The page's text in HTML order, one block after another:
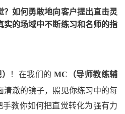
？如何勇敢地向客户提出直击灵
实的场域中不断练习和名师的指
！在我们的MC （导师教练辅
清澈的镜子，照见你练习中的每
手教你如何把直觉转化为强有力